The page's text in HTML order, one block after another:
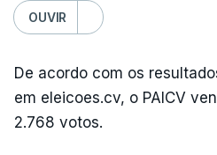
OUVIR
De acordo com os
em eleicoes.cv, o PAICV
2.768 votos.